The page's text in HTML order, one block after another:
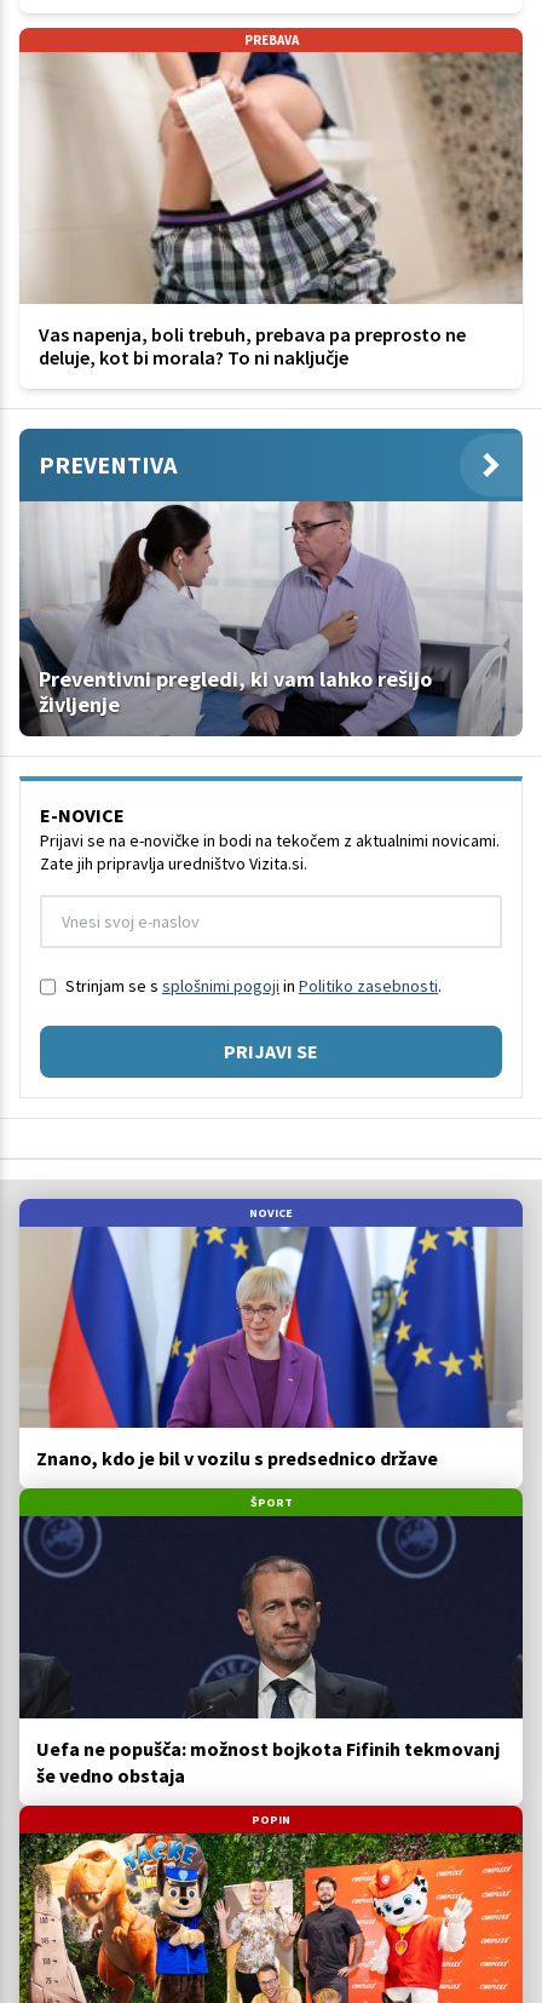
PREBAVA
Vas napenja, boli trebuh, prebava pa preprosto ne
deluje, kot bi morala? To ni naključje
PREVENTIVA
Preventivni pregledi, ki vam lahko rešijo
življenje
E-NOVICE
Prijavi se na e-novičke in bodi na tekočem z aktualnimi novicami.
Zate jih pripravlja uredništvo Vizita.si.
Strinjam se s splošnimi pogoji in Politiko zasebnosti.
PRIJAVI SE
NOVICE
Znano, kdo je bil v vozilu s predsednico države
ŠPORT
Uefa ne popušča: možnost bojkota Fifinih tekmovanj
še vedno obstaja
POPIN